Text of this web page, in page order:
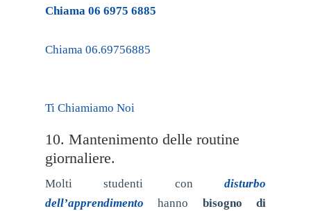
Chiama 06 6975 6885
Chiama 06.69756885
Ti Chiamiamo Noi
10. Mantenimento delle routine
giornaliere.
Molti studenti condisturbo
dell’apprendimento hanno bisogno di